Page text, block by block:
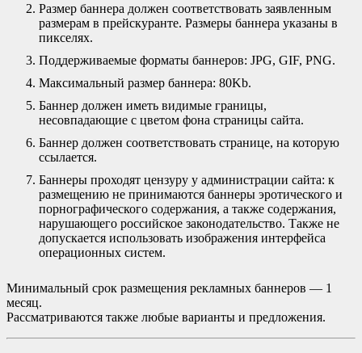
Размер баннера должен соответствовать заявленным
размерам в прейскуранте. Размеры баннера указаны в
пикселях.
Поддерживаемые форматы баннеров: JPG, GIF, PNG.
Максимальный размер баннера: 80Kb.
Баннер должен иметь видимые границы,
несовпадающие с цветом фона страницы сайта.
Баннер должен соответствовать странице, на которую
ссылается.
Баннеры проходят цензуру у администрации сайта: к
размещению не принимаются баннеры эротического и
порнографического содержания, а также содержания,
нарушающего российское законодательство. Также не
допускается использовать изображения интерфейса
операционных систем.
Минимальный срок размещения рекламных баннеров — 1
месяц.
Рассматриваются также любые варианты и предложения.